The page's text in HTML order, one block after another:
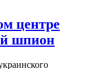
центре
шпион